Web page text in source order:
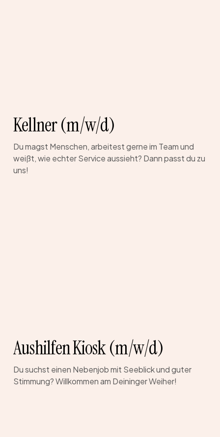
Kellner (m/w/d)
Du magst Menschen, arbeitest gerne im Team und
weißt, wie echter Service aussieht? Dann passt du zu
uns!
Aushilfen Kiosk (m/w/d)
Du suchst einen Nebenjob mit Seeblick und guter
Stimmung? Willkommen am Deininger Weiher!